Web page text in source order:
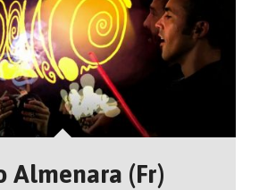
Almenara (Fr)